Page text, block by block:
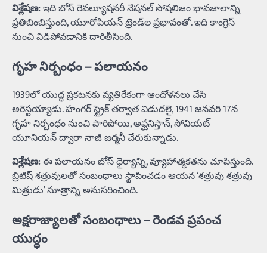
విశ్లేషణ:ఇది బోస్ రెవల్యూషనరీ నేషనల్ సోషలిజం భావజాలాన్ని
ప్రతిబింబిస్తుంది, యూరోపియన్ ట్రెండ్‌ల ప్రభావంతో. ఇది కాంగ్రెస్
నుంచి విడిపోవడానికి దారితీసింది.
గృహ నిర్బంధం – పలాయనం
1939లో యుద్ధ ప్రకటనకు వ్యతిరేకంగా ఆందోళనలు చేసి
అరెస్టయ్యాడు. హంగర్ స్ట్రైక్ తర్వాత విడుదలై, 1941 జనవరి 17న
గృహ నిర్బంధం నుంచి పారిపోయి, అఫ్ఘనిస్తాన్, సోవియట్
యూనియన్ ద్వారా నాజీ జర్మనీ చేరుకున్నాడు.
విశ్లేషణ:ఈ పలాయనం బోస్ ధైర్యాన్ని, వ్యూహాత్మకతను చూపిస్తుంది.
బ్రిటిష్ శత్రువులతో సంబంధాలు స్థాపించడం ఆయన ‘శత్రువు శత్రువు
మిత్రుడు’ సూత్రాన్ని అనుసరించింది.
అక్షరాజ్యాలతో సంబంధాలు – రెండవ ప్రపంచ
యుద్ధం